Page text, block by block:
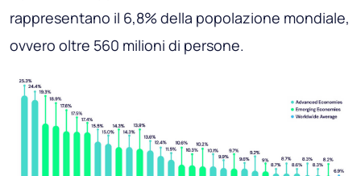
rappresentano il 6,8% della popolazione mondiale,
ovvero oltre 560 milioni di persone.